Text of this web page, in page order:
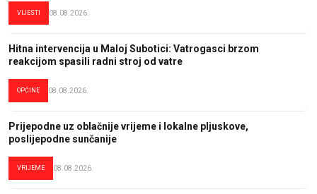
VIJESTI 08.08.2026.
Hitna intervencija u Maloj Subotici: Vatrogasci brzom
reakcijom spasili radni stroj od vatre
OPĆINE 08.08.2026.
Prijepodne uz oblačnije vrijeme i lokalne pljuskove,
poslijepodne sunčanije
VRIJEME 08.08.2026.